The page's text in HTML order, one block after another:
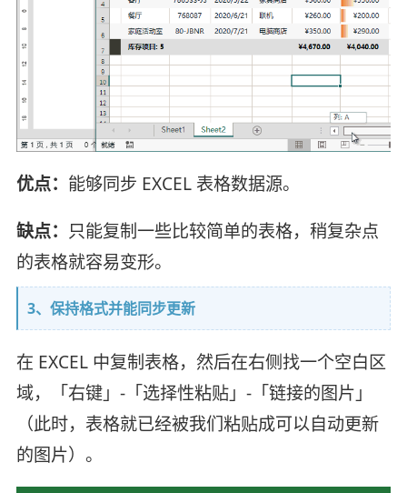
优点： 能够同步 EXCEL 表格数据源。
缺点： 只能复制一些比较简单的表格，稍复杂点
的表格就容易变形。
3、保持格式并能同步更新
在 EXCEL 中复制表格，然后在右侧找一个空白区
域，「右键」-「选择性粘贴」-「链接的图片」
（此时，表格就已经被我们粘贴成可以自动更新
的图片）。